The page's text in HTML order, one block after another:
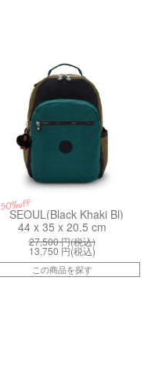
50%off
SEOUL(Black Khaki Bl)
44 x 35 x 20.5 cm
27,500円(税込)
13,750 円(税込)
この商品を探す